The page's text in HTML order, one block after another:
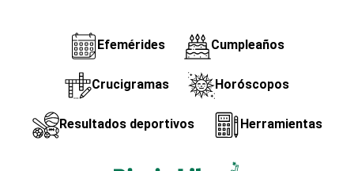
Efemérides Cumpleaños
Crucigramas Horóscopos
Resultados deportivos Herramientas